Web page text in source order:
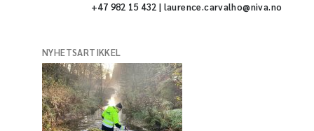
+47 982 15 432 | laurence.carvalho@niva.no
NYHETSARTIKKEL